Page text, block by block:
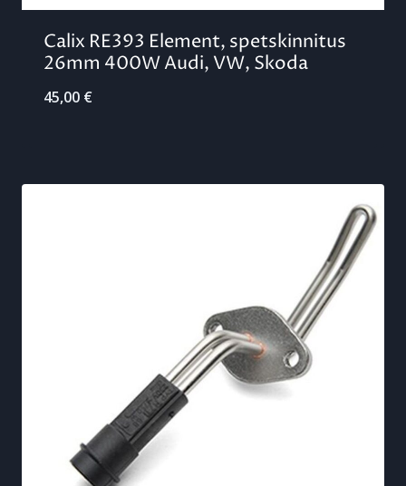
Calix RE393 Element, spetskinnitus
26mm 400W Audi, VW, Skoda
45,00 €